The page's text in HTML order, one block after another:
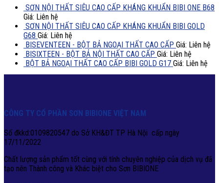
SƠN NỘI THẤT SIÊU CAO CẤP KHÁNG KHUẨN BIBI ONE B68
Giá: Liên hệ
SƠN NỘI THẤT SIÊU CAO CẤP KHÁNG KHUẨN BIBI GOLD
G68 Giá: Liên hệ
BISEVENTEEN - BỘT BẢ NGOẠI THẤT CAO CẤP Giá: Liên hệ
BISIXTEEN - BỘT BẢ NỘI THẤT CAO CẤP Giá: Liên hệ
BỘT BẢ NGOẠI THẤT CAO CẤP BIBI GOLD G17 Giá: Liên hệ
CÔNG TY CỔ PHẦN SƠN BIBIONE VIỆT NAM
Số đkkd:0109820547 do Sở KH&ĐT TP Hà Nội cấp ngày
17/11/2022
Chất lượng sản phẩm tốt cùng với tính chuyên nghiệp của dịch vụ đã
tạo nên Thành công và Khác biệt cho Sơn BIBIONE